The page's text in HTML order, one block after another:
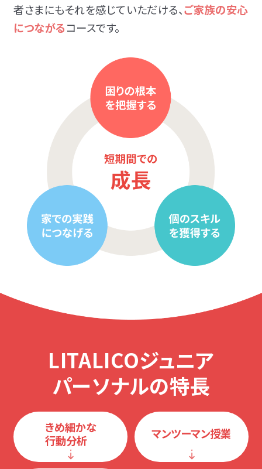
者さまにもそれを感じていただける、ご家族の安心
につながるコースです。
LITALICOジュニア
パーソナルの特長
きめ細かな
行動分析
マンツーマン授業